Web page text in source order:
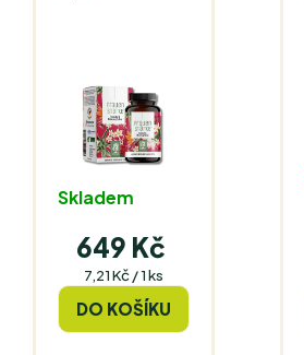
Skladem
649 Kč
Měrná
7,21 Kč / 1 ks
DO KOŠÍKU